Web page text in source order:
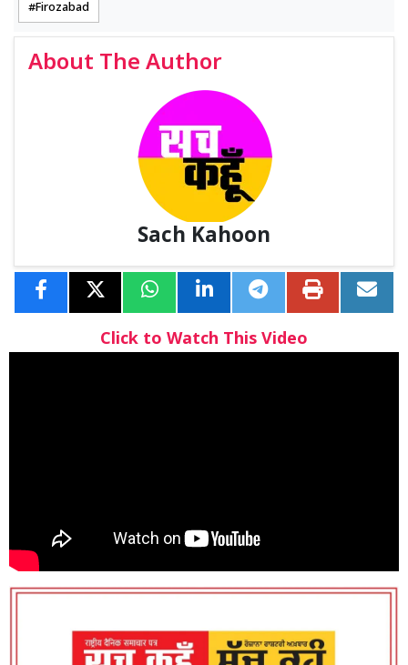
Firozabad
About The Author
Sach Kahoon
Click to Watch This Video